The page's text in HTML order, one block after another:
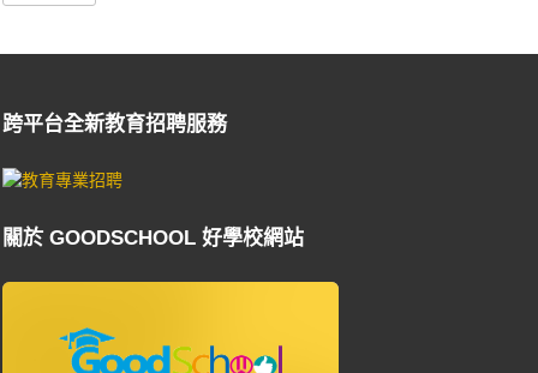
跨平台全新教育招聘服務
關於 GOODSCHOOL 好學校網站